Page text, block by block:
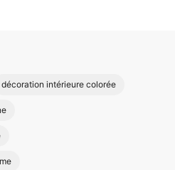
décoration intérieure colorée